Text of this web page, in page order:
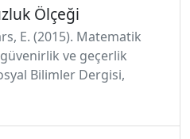
Ölçeği
E. (2015). Matematik
ve geçerlik
Bilimler Dergisi,